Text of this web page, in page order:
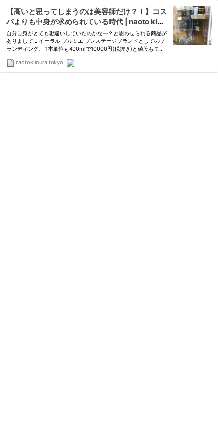
【高いと思ってしまうのは美容師だけ？！】コス
パよりも中身が求められている時代 | naoto kim
ura
自分自身がとても勘違いしていたのかなー？と思わせられる商品が
ありまして… イーラル プルミエ プレステージブランドとしてのブ
ランディング。 1本単位も400mlで10000円(税抜き)と値段もモン
るだろ…」 と… ですが、すぐさま買い、その使用感の
naotokimura.tokyo